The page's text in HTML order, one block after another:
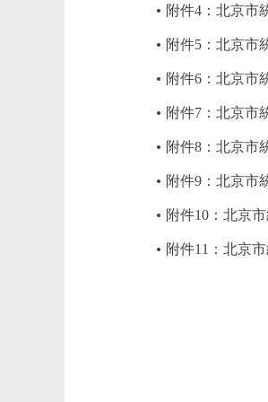
附件4：北京市
附件5：北京市
附件6：北京市
附件7：北京市
附件8：北京市
附件9：北京市
附件10：北京
附件11：北京